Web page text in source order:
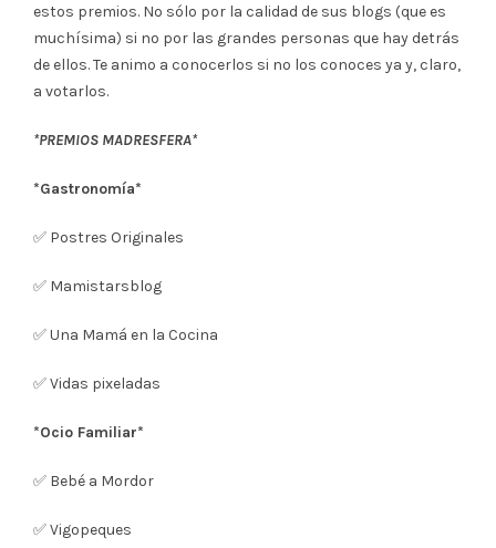
estos premios. No sólo por la calidad de sus blogs (que es
muchísima) si no por las grandes personas que hay detrás
de ellos. Te animo a conocerlos si no los conoces ya y, claro,
a votarlos.
*PREMIOS MADRESFERA*
*Gastronomía*
✅ Postres Originales
✅ Mamistarsblog
✅ Una Mamá en la Cocina
✅ Vidas pixeladas
*Ocio Familiar*
✅ Bebé a Mordor
✅ Vigopeques